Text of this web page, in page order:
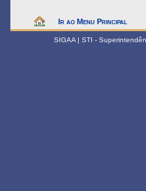
Ir ao Menu Principal
SIGAA | STI -